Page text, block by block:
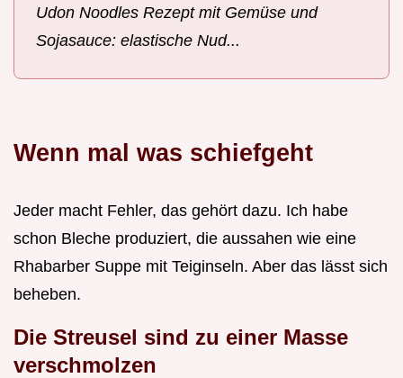
Udon Noodles Rezept mit Gemüse und
Sojasauce: elastische Nud...
Wenn mal was schiefgeht
Jeder macht Fehler, das gehört dazu. Ich habe
schon Bleche produziert, die aussahen wie eine
Rhabarber Suppe mit Teiginseln. Aber das lässt sich
beheben.
Die Streusel sind zu einer Masse
verschmolzen